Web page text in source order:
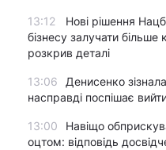
13:12
Нові рішення
бізнесу залучати більше
розкрив деталі
13:06
Денисенко
насправді поспішає
13:00
Навіщо
оцтом: відповідь